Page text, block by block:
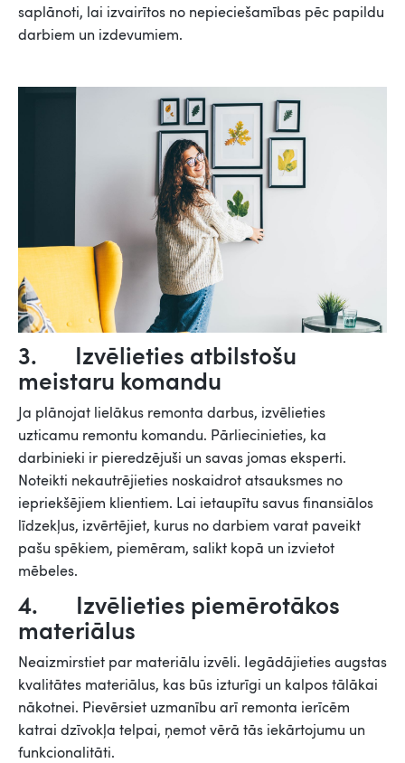
saplānoti, lai izvairītos no nepieciešamības pēc papildu
darbiem un izdevumiem.
3. Izvēlieties atbilstošu
meistaru komandu
Ja plānojat lielākus remonta darbus, izvēlieties
uzticamu remontu komandu. Pārliecinieties, ka
darbinieki ir pieredzējuši un savas jomas eksperti.
Noteikti nekautrējieties noskaidrot atsauksmes no
iepriekšējiem klientiem. Lai ietaupītu savus finansiālos
līdzekļus, izvērtējiet, kurus no darbiem varat paveikt
pašu spēkiem, piemēram, salikt kopā un izvietot
mēbeles.
4. Izvēlieties piemērotākos
materiālus
Neaizmirstiet par materiālu izvēli. Iegādājieties augstas
kvalitātes materiālus, kas būs izturīgi un kalpos tālākai
nākotnei. Pievērsiet uzmanību arī remonta ierīcēm
katrai dzīvokļa telpai, ņemot vērā tās iekārtojumu un
funkcionalitāti.